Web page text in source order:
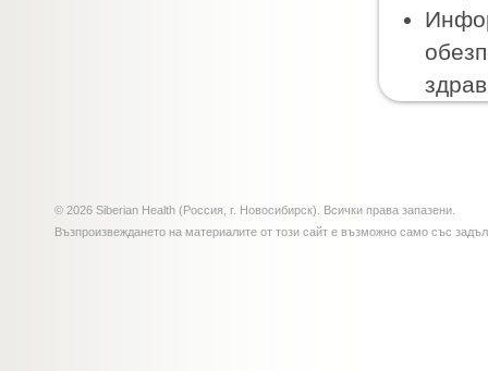
© 2026 Siberian Health (Россия, г. Новосибирск). Всички права запазени.
Възпроизвеждането на материалите от този сайт е възможно само със